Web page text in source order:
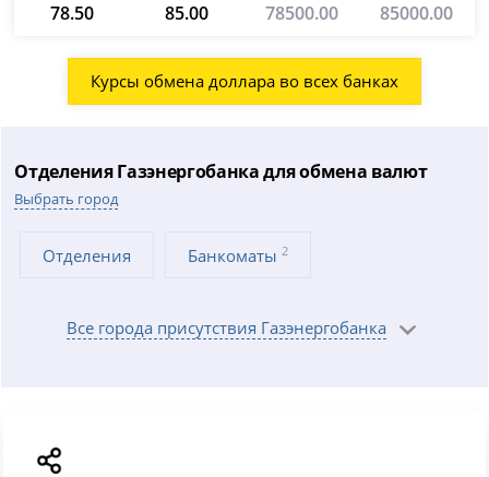
78.50 85.00 78500.00 85000.00
Курсы обмена доллара во всех банках
Отделения Газэнергобанка для обмена валют
Выбрать город
Отделения Банкоматы2
Все города присутствия Газэнергобанка